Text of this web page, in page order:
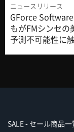
ニュースリリース
GForce
もがFMシンセの
予測不可能性に
SALE - セール商品一